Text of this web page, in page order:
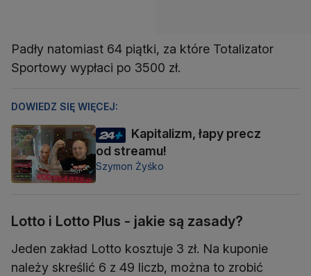
Padły natomiast 64 piątki, za które Totalizator
Sportowy wypłaci po 3500 zł.
DOWIEDZ SIĘ WIĘCEJ:
Kapitalizm, łapy precz
od streamu!
Szymon Żyśko
Lotto i Lotto Plus - jakie są zasady?
Jeden zakład Lotto kosztuje 3 zł. Na kuponie
należy skreślić 6 z 49 liczb, można to zrobić